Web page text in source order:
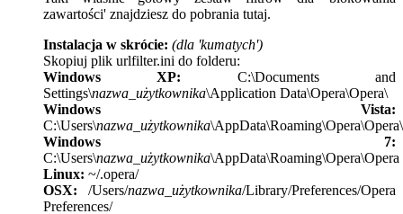
zawartości' znajdziesz do pobrania tutaj.
Instalacja w skrócie: (dla 'kumatych')
Skopiuj plik urlfilter.ini do folderu:
Windows XP: C:\Documents and
Settings\nazwa_użytkownika\Application Data\Opera\Opera\
Windows Vista:
C:\Users\nazwa_użytkownika\AppData\Roaming\Opera\Opera\
Windows 7:
C:\Users\nazwa_użytkownika\AppData\Roaming\Opera\Opera
Linux: ~/.opera/
OSX: /Users/nazwa_użytkownika/Library/Preferences/Opera
Preferences/